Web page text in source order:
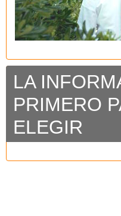
LA
PRIMERO
ELEGIR